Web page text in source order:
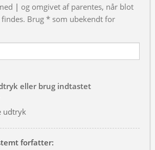
| og omgivet af parentes, når blot
Brug * som ubekendt for
eller brug indtastet
udtryk
forfatter: